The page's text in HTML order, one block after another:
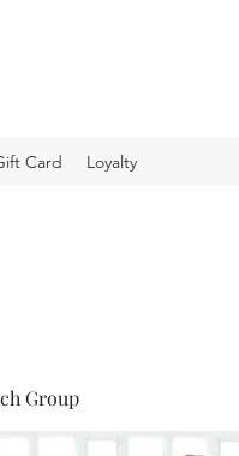
Card Loyalty
Group